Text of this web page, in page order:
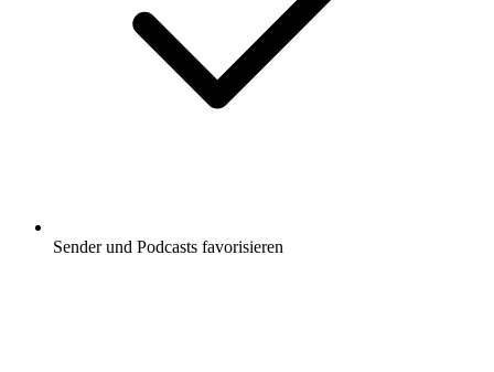
Sender und Podcasts favorisieren